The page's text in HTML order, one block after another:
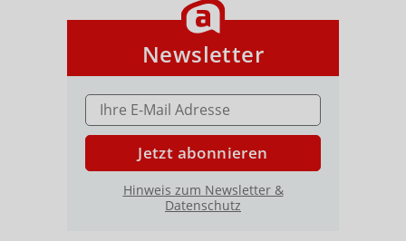
Newsletter
E-MAIL ADRESSE
Jetzt abonnieren
Hinweis zum Newsletter &
Datenschutz